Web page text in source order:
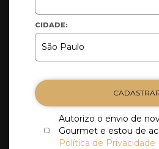
CIDADE:
Autorizo o envio de
Gourmet e estou de
Política de Privacidade